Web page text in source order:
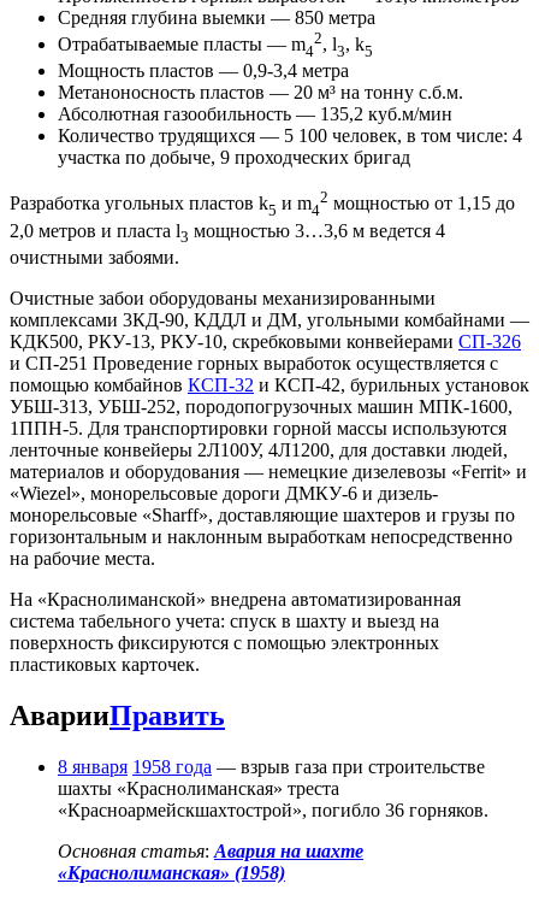
Средняя глубина выемки — 850 метра
Отрабатываемые пласты — m4
2, l3, k5
Мощность пластов — 0,9-3,4 метра
Метаноносность пластов — 20 м³ на тонну с.б.м.
Абсолютная газообильность — 135,2 куб.м/мин
Количество трудящихся — 5 100 человек, в том числе: 4
участка по добыче, 9 проходческих бригад
Разработка угольных пластов k5 и m4
2 мощностью от 1,15 до
2,0 метров и пласта l3 мощностью 3…3,6 м ведется 4
очистными забоями.
Очистные забои оборудованы механизированными
комплексами 3КД-90, КДДЛ и ДМ, угольными комбайнами —
КДК500, РКУ-13, РКУ-10, скребковыми конвейерами СП-326
и СП-251 Проведение горных выработок осуществляется с
помощью комбайнов КСП-32 и КСП-42, бурильных установок
УБШ-313, УБШ-252, породопогрузочных машин МПК-1600,
1ППН-5. Для транспортировки горной массы используются
ленточные конвейеры 2Л100У, 4Л1200, для доставки людей,
материалов и оборудования — немецкие дизелевозы «Ferrit» и
«Wiezel», монорельсовые дороги ДМКУ-6 и дизель-
монорельсовые «Sharff», доставляющие шахтеров и грузы по
горизонтальным и наклонным выработкам непосредственно
на рабочие места.
На «Краснолиманской» внедрена автоматизированная
система табельного учета: спуск в шахту и выезд на
поверхность фиксируются с помощью электронных
пластиковых карточек.
АварииПравить
8 января 1958 года — взрыв газа при строительстве
шахты «Краснолиманская» треста
«Красноармейскшахтострой», погибло 36 горняков.
Основная статья: Авария на шахте
«Краснолиманская» (1958)